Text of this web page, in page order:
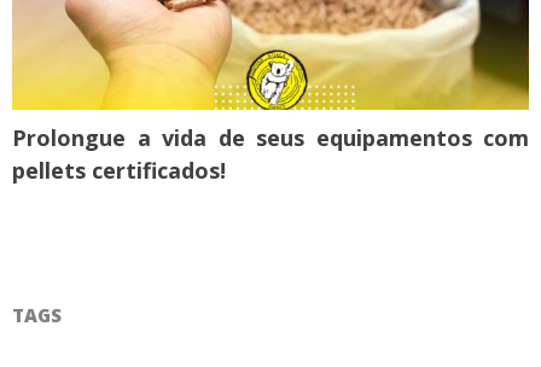
Prolongue a vida de seus equipamentos com
pellets certificados!
TAGS